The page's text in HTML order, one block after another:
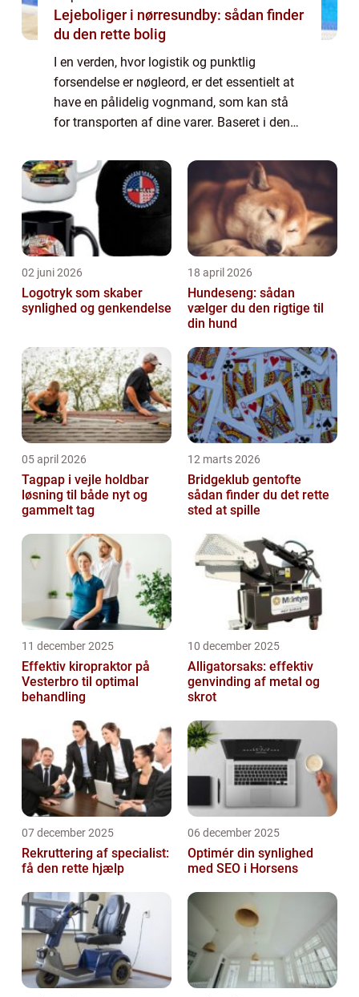
Lejeboliger i nørresundby: sådan finder
du den rette bolig
I en verden, hvor logistik og punktlig
forsendelse er nøgleord, er det essentielt at
have en pålidelig vognmand, som kan stå
for transporten af dine varer. Baseret i den
vognmandsforretninger, d...
02 juni 2026
Logotryk som skaber
synlighed og genkendelse
18 april 2026
Hundeseng: sådan
vælger du den rigtige til
din hund
05 april 2026
Tagpap i vejle holdbar
løsning til både nyt og
gammelt tag
12 marts 2026
Bridgeklub gentofte
sådan finder du det rette
sted at spille
11 december 2025
Effektiv kiropraktor på
Vesterbro til optimal
behandling
10 december 2025
Alligatorsaks: effektiv
genvinding af metal og
skrot
07 december 2025
Rekruttering af specialist:
få den rette hjælp
06 december 2025
Optimér din synlighed
med SEO i Horsens